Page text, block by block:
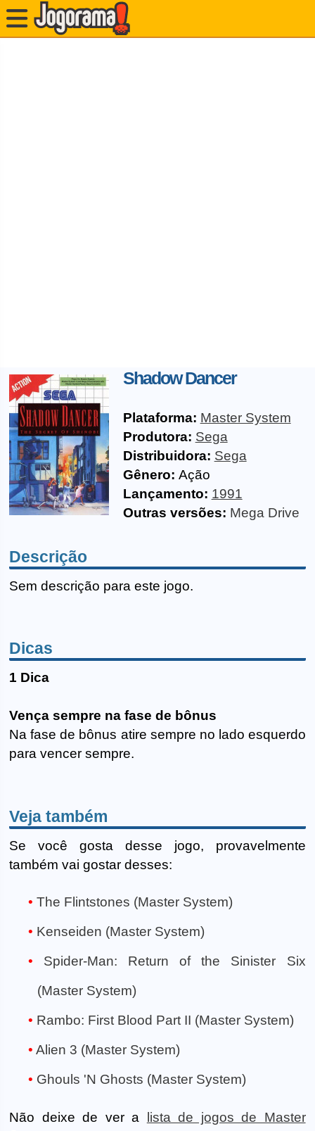
Shadow Dancer
Plataforma: Master System
Produtora: Sega
Distribuidora: Sega
Gênero: Ação
Lançamento: 1991
Outras versões: Mega Drive
Descrição
Sem descrição para este jogo.
Dicas
1 Dica
Vença sempre na fase de bônus
Na fase de bônus atire sempre no lado esquerdo
para vencer sempre.
Veja também
Se você gosta desse jogo, provavelmente
também vai gostar desses:
The Flintstones (Master System)
Kenseiden (Master System)
Spider-Man: Return of the Sinister Six
(Master System)
Rambo: First Blood Part II (Master System)
Alien 3 (Master System)
Ghouls 'N Ghosts (Master System)
Não deixe de ver a
lista de jogos de Master